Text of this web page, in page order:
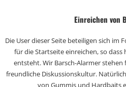
Einreichen von
Die User dieser Seite beteiligen sich im
für die Startseite einreichen, so
entsteht. Wir Barsch-Alarmer
freundliche Diskussionskultur.
von Gummis und Hardbaits